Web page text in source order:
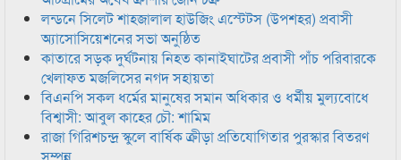
লন্ডনে সিলেট শাহজালাল হাউজিং এস্টেটস (উপশহর) প্রবাসী
অ্যাসোসিয়েশনের সভা অনুষ্ঠিত
কাতারে সড়ক দুর্ঘটনায় নিহত কানাইঘাটের প্রবাসী পাঁচ পরিবারকে
খেলাফত মজলিসের নগদ সহায়তা
বিএনপি সকল ধর্মের মানুষের সমান অধিকার ও ধর্মীয় মুল্যবোধে
বিশ্বাসী: আবুল কাহের চৌ: শামিম
রাজা গিরিশচন্দ্র স্কুলে বার্ষিক ক্রীড়া প্রতিযোগিতার পুরস্কার বিতরণ